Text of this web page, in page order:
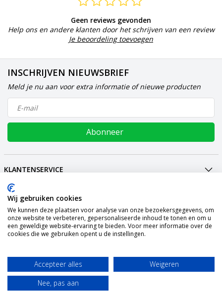
Geen reviews gevonden
Help ons en andere klanten door het schrijven van een review
Je beoordeling toevoegen
INSCHRIJVEN NIEUWSBRIEF
Meld je nu aan voor extra informatie of nieuwe producten
Abonneer
KLANTENSERVICE
MIJN ACCOUNT
INTERNATIONAL
BETAALMETHODEN
VERZENDING
CONTACT
© Copyright 2026 Graszaadselect Powered by
All rights reserved by
Wij gebruiken cookies
We kunnen deze plaatsen voor analyse van onze bezoekersgegevens, om
onze website te verbeteren, gepersonaliseerde inhoud te tonen en om u
een geweldige website-ervaring te bieden. Voor meer informatie over de
cookies die we gebruiken opent u de instellingen.
Accepteer alles
Weigeren
Nee, pas aan